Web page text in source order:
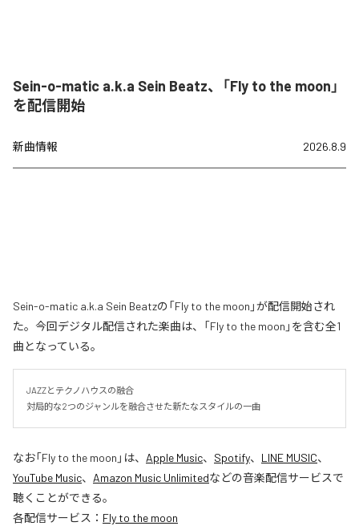
Sein-o-matic a.k.a Sein Beatz、「Fly to the moon」
を配信開始
新曲情報 2026.8.9
Sein-o-matic a.k.a Sein Beatzの「Fly to the moon」が配信開始され
た。今回デジタル配信された楽曲は、「Fly to the moon」を含む全1
曲となっている。
JAZZとテクノハウスの融合
対局的な2つのジャンルを融合させた新たなスタイルの一曲
なお「Fly to the moon 」は、 Apple Music、 Spotify、 LINE MUSIC、
YouTube Music、 Amazon Music Unlimitedなどの音楽配信サービスで
聴くことができる。
各配信サービス： Fly to the moon